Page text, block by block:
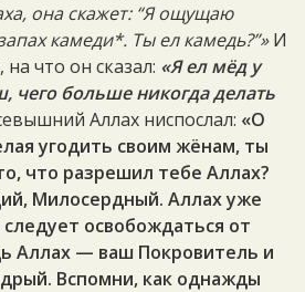
она скажет: “Я ощущаю
камеди*. Ты ел камедь?”»И
на что он сказал: «Я ел мёд у
чего больше никогда делать
Аллах ниспослал: «О
угодить своим жёнам, ты
что разрешил тебе Аллах?
Милосердный. Аллах уже
освобождаться от
Аллах — ваш Покровитель и
Вспомни, как однажды